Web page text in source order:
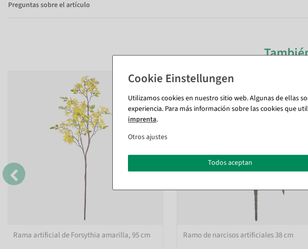
Preguntas sobre el artículo
Rama artificial de Forsythia amarilla, 95 cm Ramo de narcisos artificiales 38 cm
Utilizamos cookies en nuestro sitio web. Algunas de ellas
experiencia. Para más información sobre las cookies que
imprenta.
Otros ajustes
Todos aceptan